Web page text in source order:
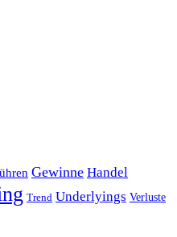
Gewinne Handel
Trend Underlyings Verluste